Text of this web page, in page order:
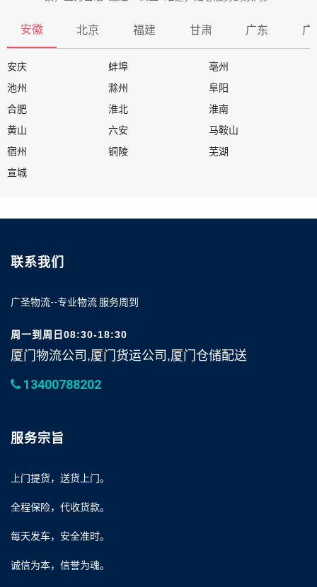
安徽 北京 福建 甘肃 广东 广
安庆 蚌埠
亳州
池州
滁州
阜阳
合肥
淮北
淮南
黄山
六安
马鞍山
宿州
铜陵
芜湖
宣城
联系我们
广圣物流--专业物流 服务周到
周一到周日08:30-18:30
厦门物流公司,厦门货运公司,厦门仓储配送
13400788202
服务宗旨
上门提货，送货上门。
全程保险，代收货款。
每天发车，安全准时。
诚信为本，信誉为魂。